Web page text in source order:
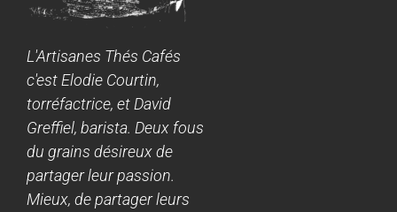
L'Artisanes Thés Cafés
c'est Elodie Courtin,
torréfactrice, et David
Greffiel, barista. Deux fous
du grains désireux de
partager leur passion.
Mieux, de partager leurs